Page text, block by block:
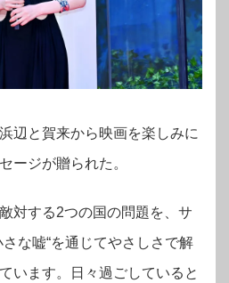
辺と賀来から映画を楽しみに
ージが贈られた。
対する2つの国の問題を、サ
な嘘“を通じてやさしさで解
います。日々過ごしていると